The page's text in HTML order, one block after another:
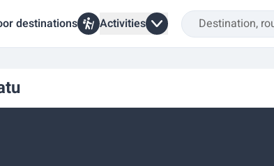
destinations Activities